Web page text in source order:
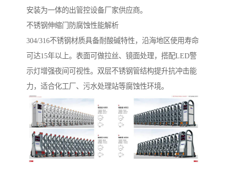
安装为一体的出管控设备厂家供应商。
不锈钢伸缩门防腐蚀性能解析‌
304/316不锈钢材质具备耐酸碱特性，沿海地区使用寿命
可达15年以上。表面可做拉丝、镜面处理，搭配LED警
示灯增强夜间可视性。双层不锈钢管结构提升抗冲击能
力，适合化工厂、污水处理站等腐蚀性环境。